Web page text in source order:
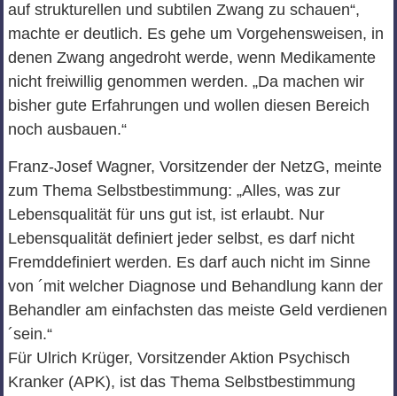
auf strukturellen und subtilen Zwang zu schauen“,
machte er deutlich. Es gehe um Vorgehensweisen, in
denen Zwang angedroht werde, wenn Medikamente
nicht freiwillig genommen werden. „Da machen wir
bisher gute Erfahrungen und wollen diesen Bereich
noch ausbauen.“
Franz-Josef Wagner, Vorsitzender der NetzG, meinte
zum Thema Selbstbestimmung: „Alles, was zur
Lebensqualität für uns gut ist, ist erlaubt. Nur
Lebensqualität definiert jeder selbst, es darf nicht
Fremddefiniert werden. Es darf auch nicht im Sinne
von ´mit welcher Diagnose und Behandlung kann der
Behandler am einfachsten das meiste Geld verdienen
´sein.“
Für Ulrich Krüger, Vorsitzender Aktion Psychisch
Kranker (APK), ist das Thema Selbstbestimmung